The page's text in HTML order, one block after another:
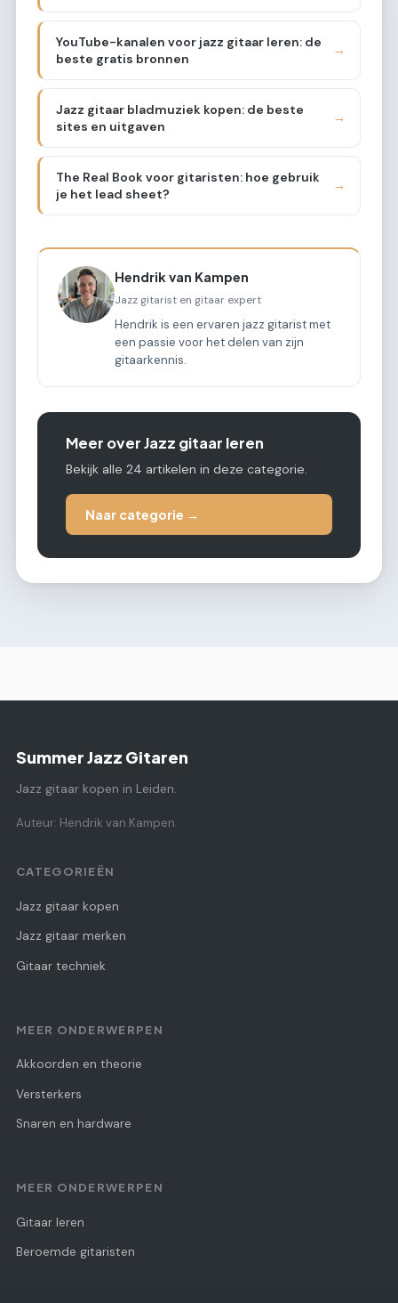
YouTube-kanalen voor jazz gitaar leren: de
beste gratis bronnen
→
Jazz gitaar bladmuziek kopen: de beste
sites en uitgaven
→
The Real Book voor gitaristen: hoe gebruik
je het lead sheet?
→
Hendrik van Kampen
Jazz gitarist en gitaar expert
Hendrik is een ervaren jazz gitarist met
een passie voor het delen van zijn
gitaarkennis.
Meer over Jazz gitaar leren
Bekijk alle 24 artikelen in deze categorie.
Naar categorie →
Summer Jazz Gitaren
Jazz gitaar kopen in Leiden.
Auteur: Hendrik van Kampen
CATEGORIEËN
Jazz gitaar kopen
Jazz gitaar merken
Gitaar techniek
MEER ONDERWERPEN
Akkoorden en theorie
Versterkers
Snaren en hardware
MEER ONDERWERPEN
Gitaar leren
Beroemde gitaristen